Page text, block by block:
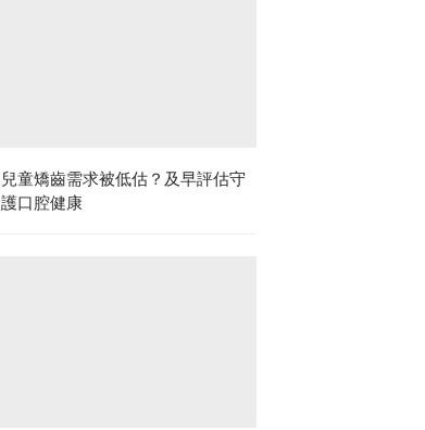
兒童矯齒需求被低估？及早評估守
護口腔健康